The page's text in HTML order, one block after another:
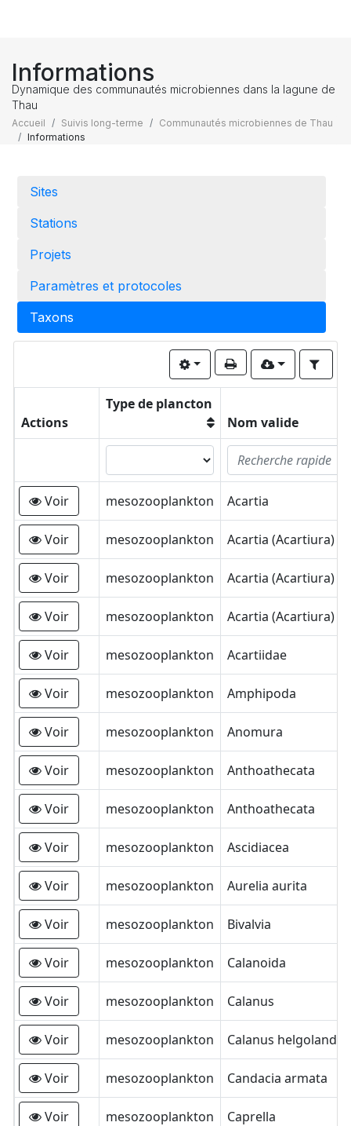
Informations
Dynamique des communautés microbiennes dans la lagune de
Thau
Accueil Suivis long-terme
Communautés microbiennes de Thau
Informations
Sites
Stations
Projets
Paramètres et protocoles
Taxons
Actions
Type de plancton
Nom valide
Voir mesozooplankton Acartia
Voir mesozooplankton Acartia (Acartiura)
Voir mesozooplankton Acartia (Acartiura)
Voir mesozooplankton Acartia (Acartiura)
Voir mesozooplankton Acartiidae
Voir mesozooplankton Amphipoda
Voir mesozooplankton Anomura
Voir mesozooplankton Anthoathecata
Voir mesozooplankton Anthoathecata
Voir mesozooplankton Ascidiacea
Voir mesozooplankton Aurelia aurita
Voir mesozooplankton Bivalvia
Voir mesozooplankton Calanoida
Voir mesozooplankton Calanus
Voir mesozooplankton Calanus
Voir mesozooplankton Candacia armata
Voir mesozooplankton Caprella